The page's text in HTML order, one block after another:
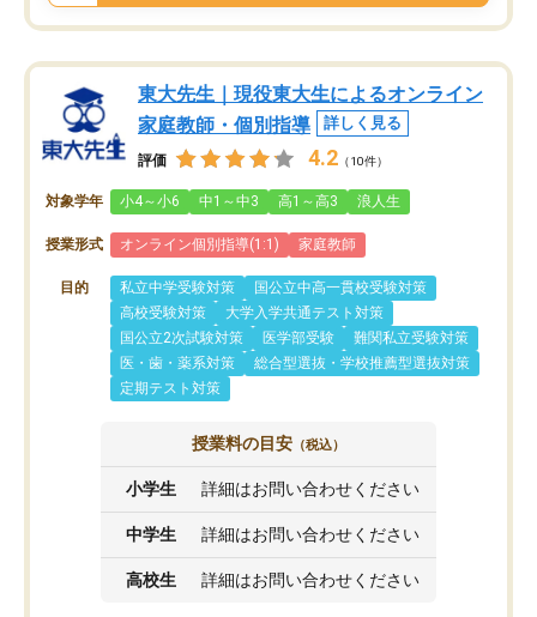
東大先生｜現役東大生によるオンライン
家庭教師・個別指導
詳しく見る
評価 4.2 （10件）
対象学年 小4～小6 中1～中3 高1～高3 浪人生
授業形式 オンライン個別指導(1:1) 家庭教師
目的 私立中学受験対策
国公立中高一貫校受験対策
高校受験対策
大学入学共通テスト対策
国公立2次試験対策
医学部受験
難関私立受験対策
医・歯・薬系対策
総合型選抜・学校推薦型選抜対策
定期テスト対策
授業料の目安 （税込）
小学生 詳細はお問い合わせください
中学生 詳細はお問い合わせください
高校生 詳細はお問い合わせください